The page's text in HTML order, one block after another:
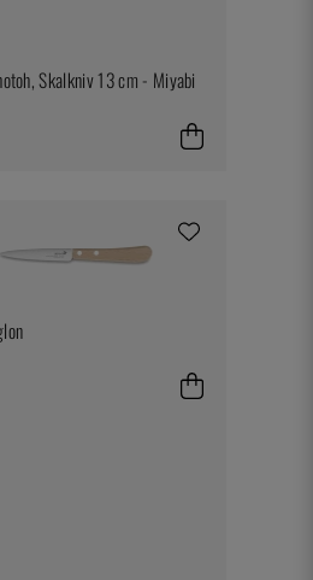
Skalkniv 13 cm - Miyabi